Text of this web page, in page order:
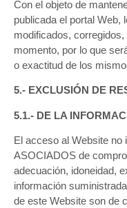
Con el objeto de
publicada el portal Web,
modificados,
momento, por lo que
o exactitud de los
5.- EXCLUSIÓN DE
5.1.- DE LA
El acceso al Website no
ASOCIADOS de
adecuación, idoneidad,
información
de este Website son de